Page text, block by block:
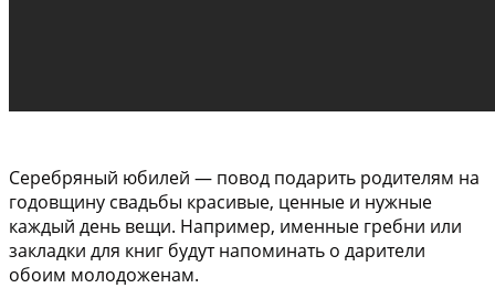
Серебряный юбилей — повод подарить родителям на
годовщину свадьбы красивые, ценные и нужные
каждый день вещи. Например, именные гребни или
закладки для книг будут напоминать о дарители
обоим молодоженам.